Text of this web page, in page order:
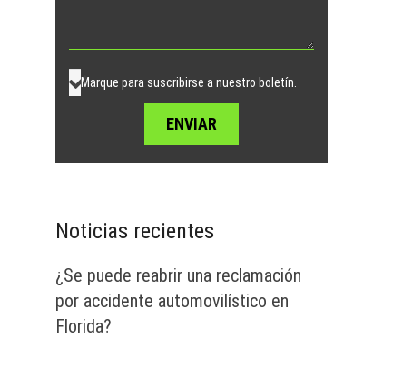
vacío.
Marque para suscribirse a nuestro boletín.
Noticias recientes
¿Se puede reabrir una reclamación
por accidente automovilístico en
Florida?